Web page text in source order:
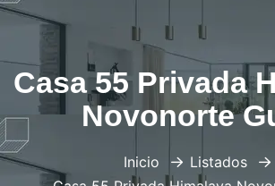
Casa 55 Privada
Novonorte
Inicio
Listados